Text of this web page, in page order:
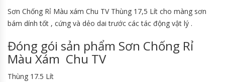
Sơn Chống Rỉ Màu xám Chu TV Thùng 17,5 Lít cho màng sơn
bám dính tốt , cứng và dẻo dai trước các tác động vật lý .
Đóng gói sản phẩm Sơn Chống Rỉ
Màu Xám Chu TV
Thùng 17.5 Lít